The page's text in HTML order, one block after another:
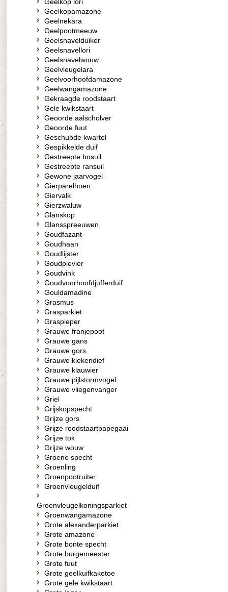
Geelkopamazone
Geelnekara
Geelpootmeeuw
Geelsnavelduiker
Geelsnavellori
Geelsnavelwouw
Geelvleugelara
Geelvoorhoofdamazone
Geelwangamazone
Gekraagde roodstaart
Gele kwikstaart
Geoorde aalscholver
Geoorde fuut
Geschubde kwartel
Gespikkelde duif
Gestreepte bosuil
Gestreepte ransuil
Gewone jaarvogel
Gierparelhoen
Giervalk
Gierzwaluw
Glanskop
Glansspreeuwen
Goudfazant
Goudhaan
Goudlijster
Goudplevier
Goudvink
Goudvoorhoofdjufferduif
Gouldamadine
Grasmus
Grasparkiet
Graspieper
Grauwe franjepoot
Grauwe gans
Grauwe gors
Grauwe kiekendief
Grauwe klauwier
Grauwe pijlstormvogel
Grauwe vliegenvanger
Griel
Grijskopspecht
Grijze gors
Grijze roodstaartpapegaai
Grijze tok
Grijze wouw
Groene specht
Groenling
Groenpootruiter
Groenvleugelduif
Groenvleugelkoningsparkiet
Groenwangamazone
Grote alexanderparkiet
Grote amazone
Grote bonte specht
Grote burgemeester
Grote fuut
Grote geelkuifkaketoe
Grote gele kwikstaart